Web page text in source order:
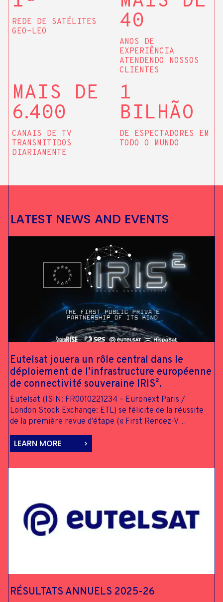
REDE DE SATÉLITES
GEO-LEO
40
ANOS DE
EXPERIÊNCIA
ATENDENDO NOSSOS
CLIENTES
MAIS DE
6.400
CANAIS DE TV
TRANSMITIDOS
DIARIAMENTE
1
BILHÃO
DE ESPECTADORES EM
TODO O MUNDO
LATEST NEWS AND EVENTS
Eutelsat jouera un rôle central dans le
déploiement de l’infrastructure européenne
de connectivité souveraine IRIS².
Eutelsat (ISIN: FR0010221234 – Euronext Paris /
London Stock Exchange: ETL) se félicite de la réussite
de la première revue d’étape (« First Rendez-V…
LEARN MORE
RÉSULTATS ANNUELS 2025-26